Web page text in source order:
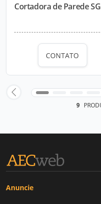
Cortadora de Parede
CONTATO
9
Anuncie